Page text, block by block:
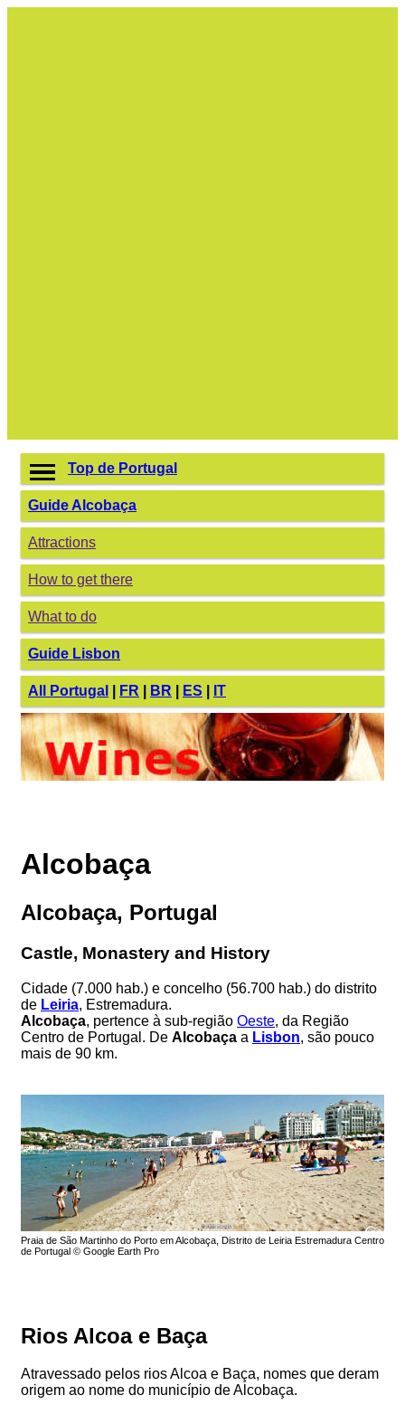
Top de Portugal
Guide Alcobaça
Attractions
How to get there
What to do
Guide Lisbon
All Portugal FR BR ES IT
Alcobaça
Alcobaça, Portugal
Castle, Monastery and History
Cidade (7.000 hab.) e concelho (56.700 hab.) do distrito
de Leiria, Estremadura.
Alcobaça, pertence à sub-região Oeste, da Região
Centro de Portugal. De Alcobaça a Lisbon, são pouco
mais de 90 km.
Praia de São Martinho do Porto em Alcobaça, Distrito de Leiria Estremadura Centro
de Portugal © Google Earth Pro
Rios Alcoa e Baça
Atravessado pelos rios Alcoa e Baça, nomes que deram
origem ao nome do município de Alcobaça.